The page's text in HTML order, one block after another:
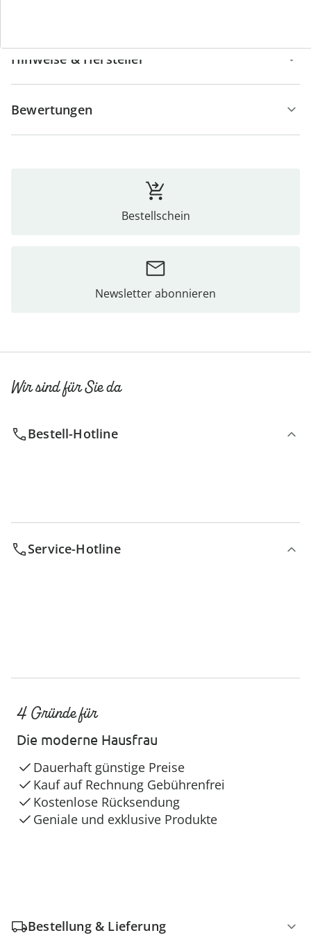
Hinweise & Hersteller
Bewertungen
Bestellschein
Newsletter abonnieren
Wir sind für Sie da
Bestell-Hotline
Service-Hotline
4 Gründe für
Die moderne Hausfrau
Dauerhaft günstige Preise
Kauf auf Rechnung Gebührenfrei
Kostenlose Rücksendung
Geniale und exklusive Produkte
Bestellung & Lieferung